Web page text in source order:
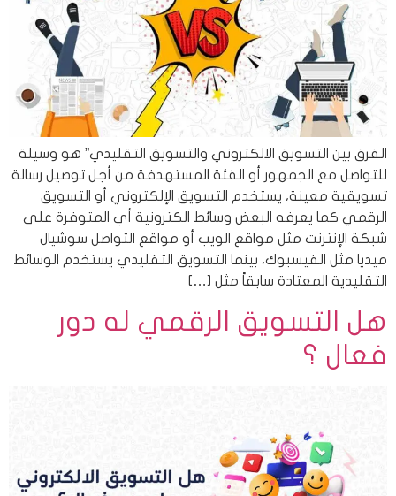
الفرق بين التسويق الالكتروني والتسويق التقليدي” هو وسيلة
للتواصل مع الجمهور أو الفئة المستهدفة من أجل توصيل رسالة
تسويقية معينة، يستخدم التسويق الإلكتروني أو التسويق
الرقمي كما يعرفه البعض وسائط الكترونية أي المتوفرة على
شبكة الإنترنت مثل مواقع الويب أو مواقع التواصل سوشيال
ميديا مثل الفيسبوك، بينما التسويق التقليدي يستخدم الوسائط
التقليدية المعتادة سابقاً مثل […]
هل التسويق الرقمي له دور
فعال ؟